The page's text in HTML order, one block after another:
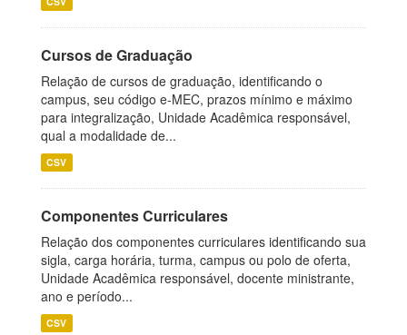
Cursos de Graduação
Relação de cursos de graduação, identificando o
campus, seu código e-MEC, prazos mínimo e máximo
para integralização, Unidade Acadêmica responsável,
qual a modalidade de...
CSV
Componentes Curriculares
Relação dos componentes curriculares identificando sua
sigla, carga horária, turma, campus ou polo de oferta,
Unidade Acadêmica responsável, docente ministrante,
ano e período...
CSV